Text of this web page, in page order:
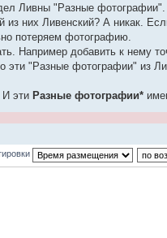
Ливны "Разные
из них Ливенский? А никак.
потеряем фотографию.
Например добавить к нему
эти "Разные фотографии" из
И эти Разные фотографии*